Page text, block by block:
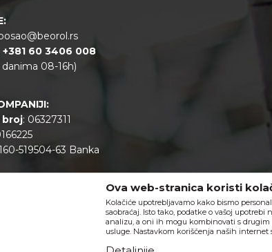
+381 60 3406 008
08-16h)
broj: 06327311
519504-63 Banka
Ova web-stranica koristi
Kolačiće upotrebljavamo kako bismo
saobraćaj. Isto tako, podatke o vašoj
analizu, a oni ih mogu kombinovati s
usluge. Nastavkom korišćenja naših